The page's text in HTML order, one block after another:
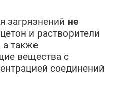
загрязнений не
и растворители
а также
вещества с
соединений